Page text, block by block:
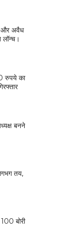
और अवैध
लॉन्च।
रुपये का
बनने
तय,
बोरी